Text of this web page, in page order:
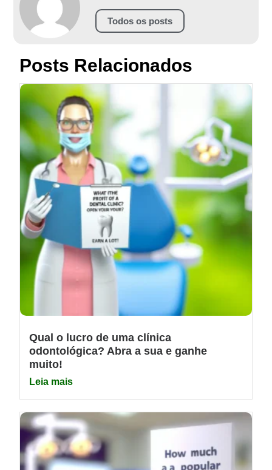
Todos os posts
Posts Relacionados
Qual o lucro de uma clínica
odontológica? Abra a sua e ganhe
muito!
Leia mais